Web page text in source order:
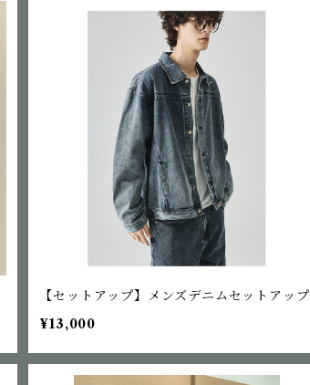
【セットアップ】メンズデニムセットアップ
¥13,000